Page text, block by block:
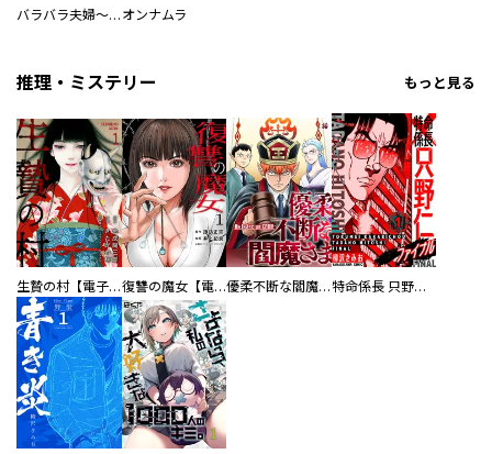
バラバラ夫婦～手足をなくした夫はまだ生きてる オンナムラ
推理・ミステリー もっと見る
生贄の村【電子単行本版】 復讐の魔女【電子単行本版】 優柔不断な閻魔さま 特命係長 只野仁ファイナル 愛蔵版